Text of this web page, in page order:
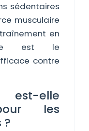
sédentaires
musculaire
en
est le
contre
est-elle
les
?